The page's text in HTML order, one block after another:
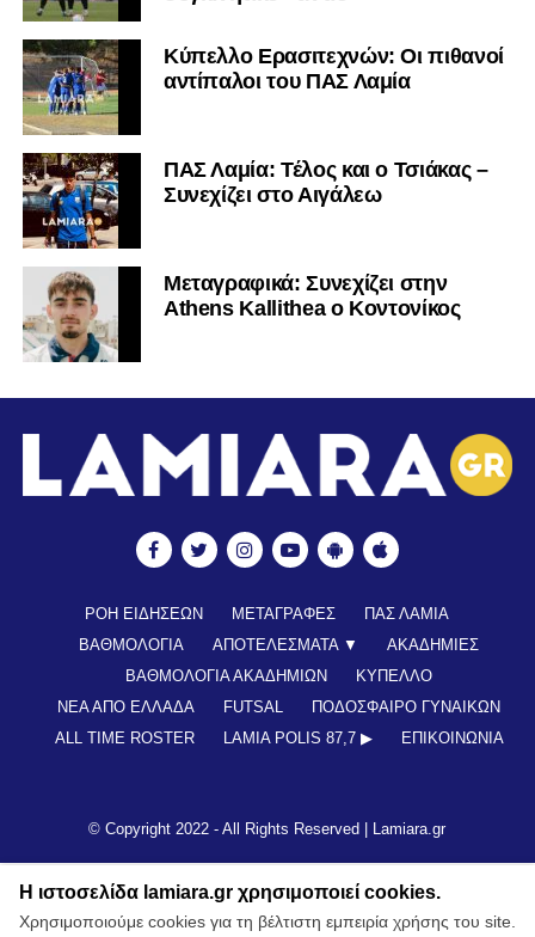
Κύπελλο Ερασιτεχνών: Οι πιθανοί
αντίπαλοι του ΠΑΣ Λαμία
ΠΑΣ Λαμία: Τέλος και ο Τσιάκας –
Συνεχίζει στο Αιγάλεω
Mεταγραφικά: Συνεχίζει στην
Athens Kallithea ο Κοντονίκος
ΡΟΗ ΕΙΔΗΣΕΩΝ ΜΕΤΑΓΡΑΦΕΣ
ΠΑΣ ΛΑΜΙΑ
ΒΑΘΜΟΛΟΓΙΑ
ΑΠΟΤΕΛΕΣΜΑΤΑ ▼
ΑΚΑΔΗΜΙΕΣ
ΒΑΘΜΟΛΟΓΙΑ ΑΚΑΔΗΜΙΩΝ
ΚΥΠΕΛΛΟ
ΝΕΑ ΑΠΟ ΕΛΛΑΔΑ
FUTSAL
ΠΟΔΟΣΦΑΙΡΟ ΓΥΝΑΙΚΩΝ
ALL TIME ROSTER
LAMIA POLIS 87,7 ▶︎ ΕΠΙΚΟΙΝΩΝΊΑ
© Copyright 2022 - All Rights Reserved | Lamiara.gr
Η ιστοσελίδα lamiara.gr χρησιμοποιεί cookies.
Χρησιμοποιούμε cookies για τη βέλτιστη εμπειρία χρήσης του site.